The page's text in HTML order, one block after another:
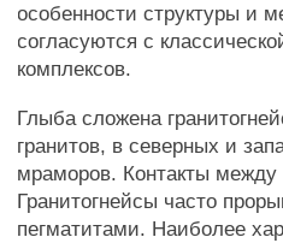
особенности структуры и
согласуются с
комплексов.
Глыба сложена
гранитов, в северных и
мраморов. Контакты между
Гранитогнейсы часто
пегматитами. Наиболее